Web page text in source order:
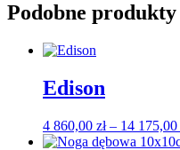
Podobne produkty
Edison
4 860,00 zł – 14 175,00